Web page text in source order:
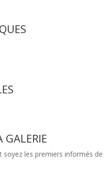
GALERIE
les premiers informés de